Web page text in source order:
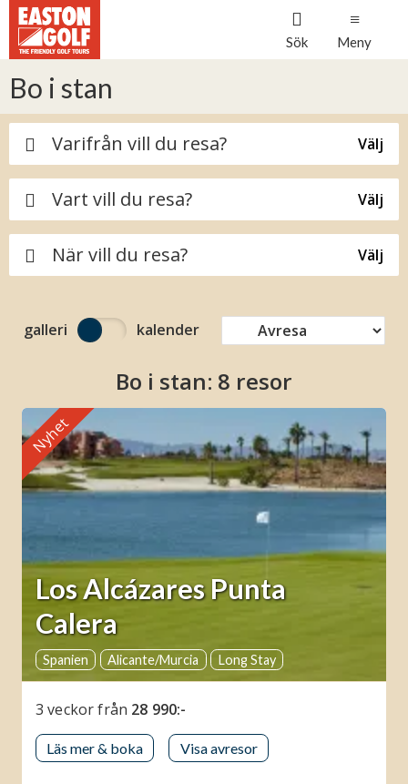
Sök Meny
Bo i stan
Varifrån vill du resa? Välj
Vart vill du resa? Välj
När vill du resa? Välj
galleri kalender
Bo i stan: 8 resor
Nyhet
Los Alcázares Punta
Calera
Spanien Alicante/Murcia Long Stay
3 veckorfrån 28 990:-
Läs mer & boka Visa avresor